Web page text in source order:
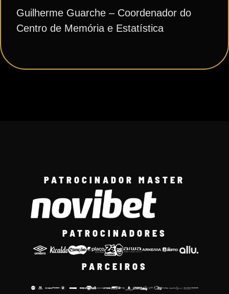
Guilherme Guarche – Coordenador do
Centro de Memória e Estatística
PATROCINADOR MASTER
PATROCINADORES
PARCEIROS